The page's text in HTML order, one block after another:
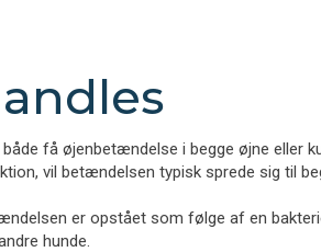
både få øjenbetændelse i begge øjne eller
vil betændelsen typisk sprede sig til
er opstået som følge af en
hunde.​